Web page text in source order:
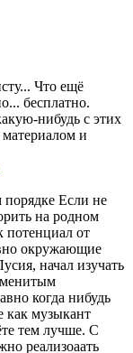
Что ещё
бесплатно.
нибудь с этих
и
Если не
на родном
потенциал от
окружающие
начал изучать
когда нибудь
как музыкант
тем лучше. С
реализоаать